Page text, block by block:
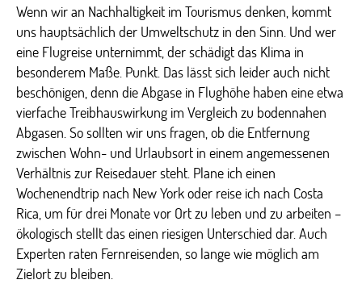
Wenn wir an Nachhaltigkeit im Tourismus denken, kommt
uns hauptsächlich der Umweltschutz in den Sinn. Und wer
eine Flugreise unternimmt, der schädigt das Klima in
besonderem Maße. Punkt. Das lässt sich leider auch nicht
beschönigen, denn die Abgase in Flughöhe haben eine etwa
vierfache Treibhauswirkung im Vergleich zu bodennahen
Abgasen. So sollten wir uns fragen, ob die Entfernung
zwischen Wohn- und Urlaubsort in einem angemessenen
Verhältnis zur Reisedauer steht. Plane ich einen
Wochenendtrip nach New York oder reise ich nach Costa
Rica, um für drei Monate vor Ort zu leben und zu arbeiten –
ökologisch stellt das einen riesigen Unterschied dar. Auch
Experten raten Fernreisenden, so lange wie möglich am
Zielort zu bleiben.